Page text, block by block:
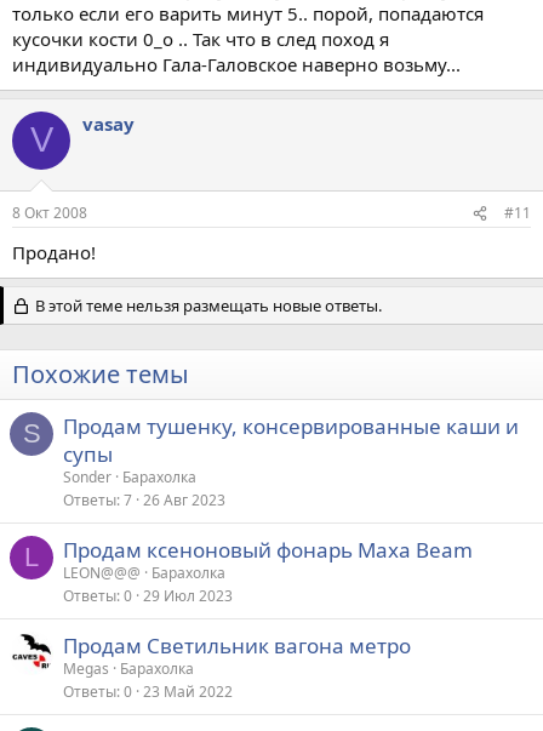
только если его варить минут 5.. порой, попадаются
кусочки кости 0_о .. Так что в след поход я
индивидуально Гала-Галовское наверно возьму...
V vasay
8 Окт 2008 #11
Продано!
В этой теме нельзя размещать новые ответы.
Похожие темы
S
Продам тушенку, консервированные каши и
супы
Sonder Барахолка
Ответы 7 26 Авг 2023
L Продам ксеноновый фонарь Maxa Beam
LEON@@@
Барахолка
Ответы 0 29 Июл 2023
Продам Светильник вагона метро
Megas
Барахолка
Ответы 0 23 Май 2022